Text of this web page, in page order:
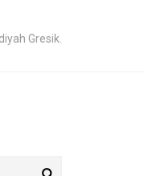
Gresik.